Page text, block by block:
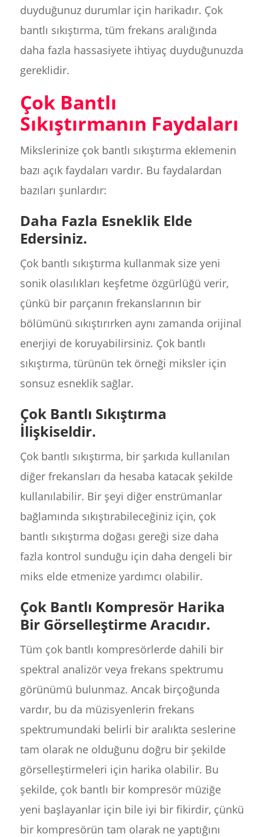
duyduğunuz durumlar için harikadır. Çok
bantlı sıkıştırma, tüm frekans aralığında
daha fazla hassasiyete ihtiyaç duyduğunuzda
gereklidir.
Çok Bantlı
Sıkıştırmanın Faydaları
Mikslerinize çok bantlı sıkıştırma eklemenin
bazı açık faydaları vardır. Bu faydalardan
bazıları şunlardır:
Daha Fazla Esneklik Elde
Edersiniz.
Çok bantlı sıkıştırma kullanmak size yeni
sonik olasılıkları keşfetme özgürlüğü verir,
çünkü bir parçanın frekanslarının bir
bölümünü sıkıştırırken aynı zamanda orijinal
enerjiyi de koruyabilirsiniz. Çok bantlı
sıkıştırma, türünün tek örneği miksler için
sonsuz esneklik sağlar.
Çok Bantlı Sıkıştırma
İlişkiseldir.
Çok bantlı sıkıştırma, bir şarkıda kullanılan
diğer frekansları da hesaba katacak şekilde
kullanılabilir. Bir şeyi diğer enstrümanlar
bağlamında sıkıştırabileceğiniz için, çok
bantlı sıkıştırma doğası gereği size daha
fazla kontrol sunduğu için daha dengeli bir
miks elde etmenize yardımcı olabilir.
Çok Bantlı Kompresör Harika
Bir Görselleştirme Aracıdır.
Tüm çok bantlı kompresörlerde dahili bir
spektral analizör veya frekans spektrumu
görünümü bulunmaz. Ancak birçoğunda
vardır, bu da müzisyenlerin frekans
spektrumundaki belirli bir aralıkta seslerine
tam olarak ne olduğunu doğru bir şekilde
görselleştirmeleri için harika olabilir. Bu
şekilde, çok bantlı bir kompresör müziğe
yeni başlayanlar için bile iyi bir fikirdir, çünkü
bir kompresörün tam olarak ne yaptığını